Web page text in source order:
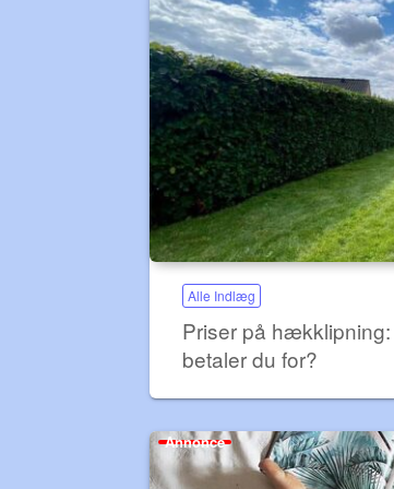
Alle Indlæg
Priser på
betaler du for?
Annonce